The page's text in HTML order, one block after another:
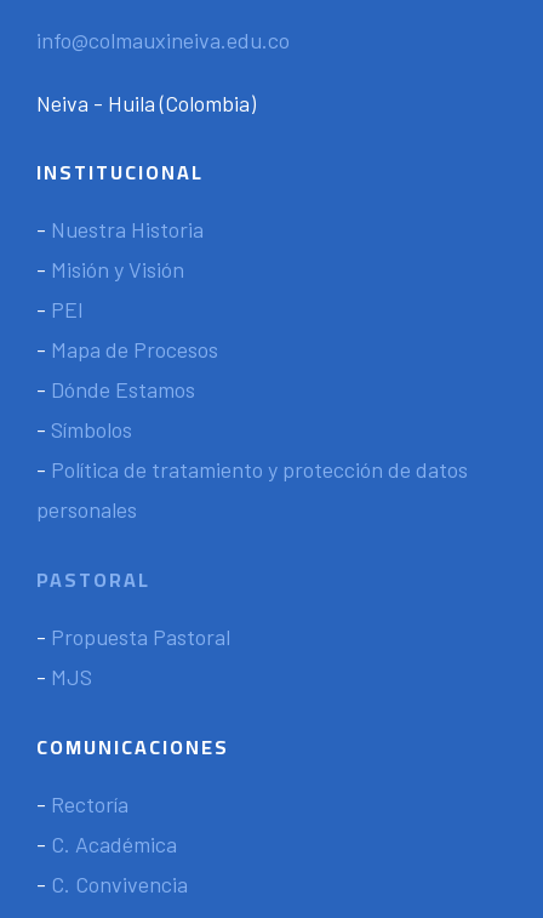
info@colmauxineiva.edu.co
Neiva - Huila (Colombia)
INSTITUCIONAL
- Nuestra Historia
- Misión y Visión
- PEI
- Mapa de Procesos
- Dónde Estamos
- Símbolos
- Política de tratamiento y protección de datos
personales
PASTORAL
- Propuesta Pastoral
- MJS
COMUNICACIONES
- Rectoría
- C. Académica
- C. Convivencia